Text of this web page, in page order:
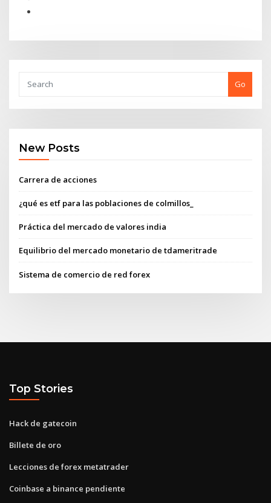
Go
New Posts
Carrera de acciones
¿qué es etf para las poblaciones de colmillos_
Práctica del mercado de valores india
Equilibrio del mercado monetario de tdameritrade
Sistema de comercio de red forex
Top Stories
Hack de gatecoin
Billete de oro
Lecciones de forex metatrader
Coinbase a binance pendiente